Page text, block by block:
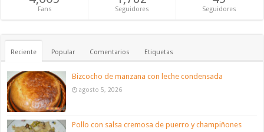
Fans Seguidores Seguidores
Reciente Popular Comentarios Etiquetas
Bizcocho de manzana con leche condensada
agosto 5, 2026
Pollo con salsa cremosa de puerro y champiñones